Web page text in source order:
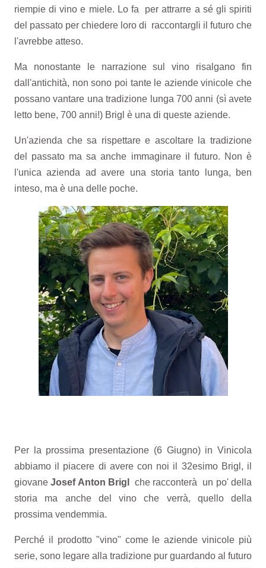
riempie di vino e miele. Lo fa per attrarre a sé gli spiriti
del passato per chiedere loro di raccontargli il futuro che
l'avrebbe atteso.
Ma nonostante le narrazione sul vino risalgano fin
dall'antichità, non sono poi tante le aziende vinicole che
possano vantare una tradizione lunga 700 anni (sì avete
letto bene, 700 anni!) Brigl è una di queste aziende.
Un'azienda che sa rispettare e ascoltare la tradizione
del passato ma sa anche immaginare il futuro. Non è
l'unica azienda ad avere una storia tanto lunga, ben
inteso, ma è una delle poche.
Per la prossima presentazione (6 Giugno) in Vinicola
abbiamo il piacere di avere con noi il 32esimo Brigl, il
giovaneJosef Anton Brigl
che racconterà un po' della
storia ma anche del vino che verrà, quello della
prossima vendemmia.
Perché il prodotto "vino" come le aziende vinicole più
serie, sono legare alla tradizione pur guardando al futuro